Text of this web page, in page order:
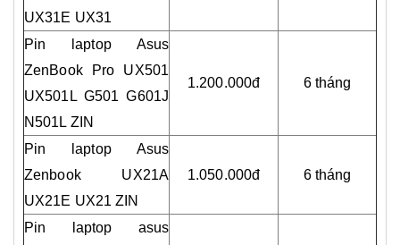
UX31E UX31
Pin laptop Asus
ZenBook Pro UX501
UX501L G501 G601J
N501L ZIN
1.200.000đ 6 tháng
Pin laptop Asus
Zenbook UX21A
UX21E UX21 ZIN
1.050.000đ 6 tháng
Pin laptop asus